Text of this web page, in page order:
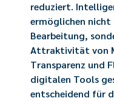
reduziert.
ermöglichen nicht
Bearbeitung,
Attraktivität von
Transparenz und
digitalen Tools
entscheidend für